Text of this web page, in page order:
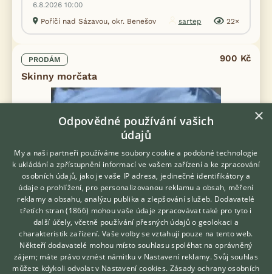
6.8.2026 10:00
Poříčí nad Sázavou, okr. Benešov
sartep 22×
PRODÁM
Skinny morčata
900 Kč
Prodám Skinny - Nabízím k prodeji krásné skinny morčata různé
barvy. Samce i samičky. Staří 4 týdny.
5.8.2026 20:24
Hledáte zvířecího kamaráda?
Zdarma vám poradí
VETERINÁŘ ONLINE
KONZULTOVAT S
VETERINÁŘEM
×
Odpovědné používání vašich
údajů
My a naši partneři používáme soubory cookie a podobné technologie
k ukládání a zpřístupnění informací ve vašem zařízení a ke zpracování
osobních údajů, jako je vaše IP adresa, jedinečné identifikátory a
údaje o prohlížení, pro personalizovanou reklamu a obsah, měření
reklamy a obsahu, analýzu publika a zlepšování služeb. Dodavatelé
třetích stran (1866) mohou vaše údaje zpracovávat také pro tyto i
další účely, včetně používání přesných údajů o geolokaci a
charakteristik zařízení. Vaše volby se vztahují pouze na tento web.
Někteří dodavatelé mohou místo souhlasu spoléhat na oprávněný
zájem; máte právo vznést námitku v Nastavení reklamy. Svůj souhlas
můžete kdykoli odvolat v Nastavení cookies. Zásady ochrany osobních